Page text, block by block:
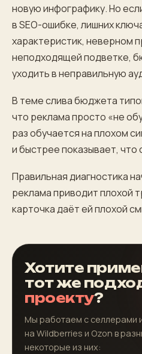
новую инфографику. Но
в SEO-ошибке, лишних
характеристик, неверном
неподходящей подветке,
уходить в неправильную
В теме слива бюджета
что реклама просто «не
раз обучается на плохом
и быстрее показывает, что
Правильная диагностика
реклама приводит плохой
карточка даёт ей плохой
Хотите
тот же
проекту?
Мы работаем с селлерами
на Wildberries и Ozon в
некоторые из них: